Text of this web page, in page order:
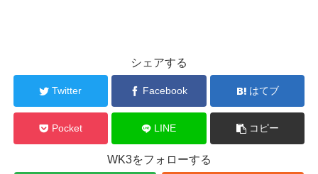
シェアする
Twitter Facebook はてブ
Pocket LINE コピー
WK3をフォローする